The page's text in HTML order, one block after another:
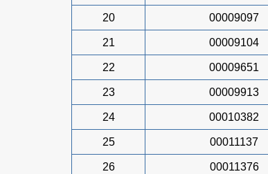
20 00009097
21 00009104
22 00009651
23 00009913
24 00010382
25 00011137
26 00011376